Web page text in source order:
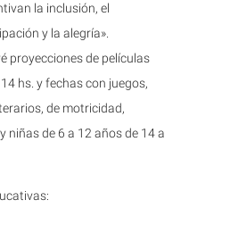
la inclusión, el
y la alegría».
proyecciones de películas
hs. y fechas con juegos,
de motricidad,
niñas de 6 a 12 años de 14 a